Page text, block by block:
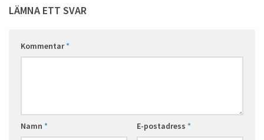
LÄMNA ETT SVAR
Kommentar*
Namn * E-postadress *